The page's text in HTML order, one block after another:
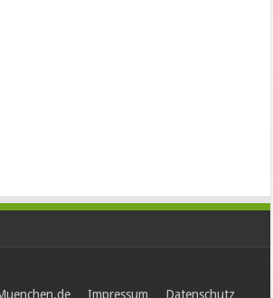
Impressum Datenschutz